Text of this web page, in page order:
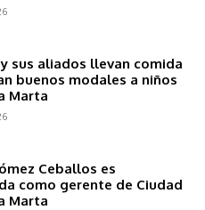
sus aliados llevan comida
buenos modales a niños
Marta
Ceballos es
como gerente de Ciudad
Marta